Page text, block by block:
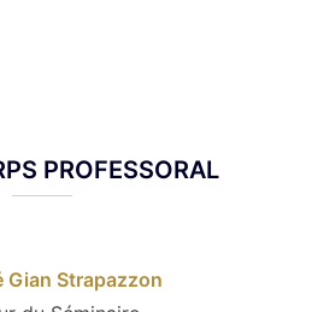
PROFESSORAL
Gian Strapazzon